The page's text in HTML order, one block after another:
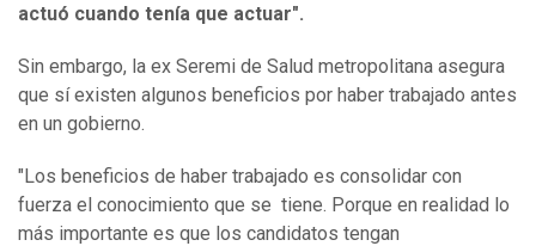
actuó cuando tenía que actuar".
Sin embargo, la ex Seremi de Salud metropolitana asegura
que sí existen algunos beneficios por haber trabajado antes
en un gobierno.
"Los beneficios de haber trabajado es consolidar con
fuerza el conocimiento que se tiene. Porque en realidad lo
más importante es que los candidatos tengan